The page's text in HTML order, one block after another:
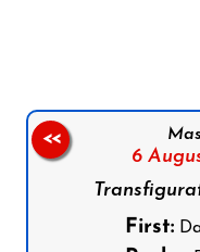
6
First:
<<